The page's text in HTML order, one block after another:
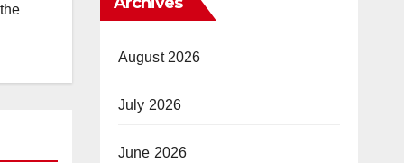
August 2026
July 2026
June 2026